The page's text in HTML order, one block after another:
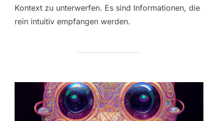
Kontext zu unterwerfen. Es sind Informationen, die
rein intuitiv empfangen werden.